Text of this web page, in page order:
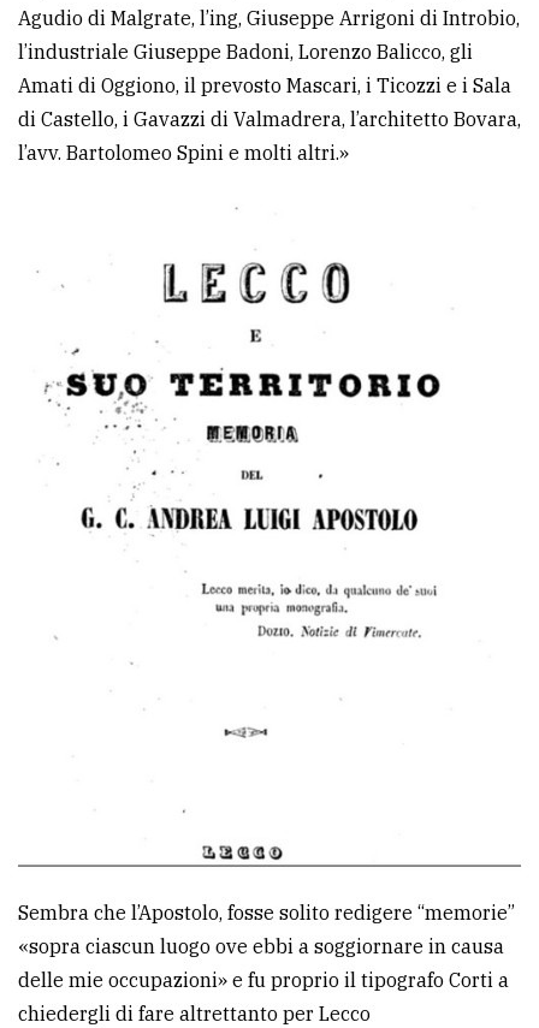
policy
Agudio di Malgrate, l’ing, Giuseppe Arrigoni di Introbio,
l’industriale Giuseppe Badoni, Lorenzo Balicco, gli
Amati di Oggiono, il prevosto Mascari, i Ticozzi e i Sala
di Castello, i Gavazzi di Valmadrera, l’architetto Bovara,
l’avv. Bartolomeo Spini e molti altri.»
Sembra che l’Apostolo, fosse solito redigere “memorie”
«sopra ciascun luogo ove ebbi a soggiornare in causa
delle mie occupazioni» e fu proprio il tipografo Corti a
chiedergli di fare altrettanto per Lecco